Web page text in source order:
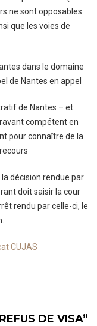
ne sont opposables
que les voies de
dans le domaine
de Nantes en appel
de Nantes – et
compétent en
pour connaître de la
décision rendue par
doit saisir la cour
rendu par celle-ci, le
CUJAS
DE VISA”